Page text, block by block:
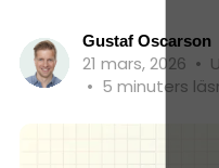
Gustaf Oscarson
21 mars, 2026 •
• 5 minuters